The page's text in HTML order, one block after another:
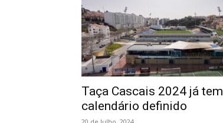
Taça Cascais 2024 já tem
calendário definido